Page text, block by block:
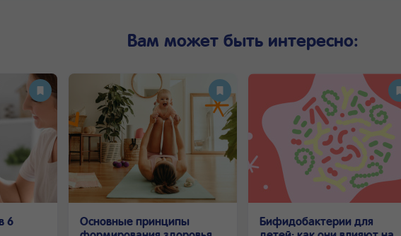
Вам может быть интересно:
6
Основные принципы
Бифидобактерии для